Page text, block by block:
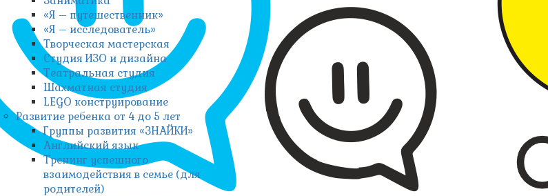
«Я – путешественник»
«Я – исследователь»
Творческая мастерская
Студия ИЗО и дизайна
Театральная студия
Шахматная студия
LEGO конструирование
Развитие ребенка от 4 до 5 лет
Группы развития «ЗНАЙКИ»
Английский язык
Тренинг успешного
взаимодействия в семье (для
родителей)